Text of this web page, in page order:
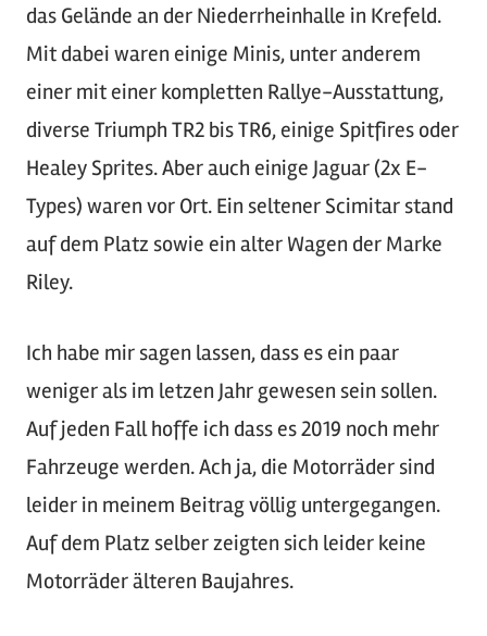
das Gelände an der Niederrheinhalle in Krefeld.
Mit dabei waren einige Minis, unter anderem
einer mit einer kompletten Rallye-Ausstattung,
diverse Triumph TR2 bis TR6, einige Spitfires oder
Healey Sprites. Aber auch einige Jaguar (2x E-
Types) waren vor Ort. Ein seltener Scimitar stand
auf dem Platz sowie ein alter Wagen der Marke
Riley.
Ich habe mir sagen lassen, dass es ein paar
weniger als im letzen Jahr gewesen sein sollen.
Auf jeden Fall hoffe ich dass es 2019 noch mehr
Fahrzeuge werden. Ach ja, die Motorräder sind
leider in meinem Beitrag völlig untergegangen.
Auf dem Platz selber zeigten sich leider keine
Motorräder älteren Baujahres.